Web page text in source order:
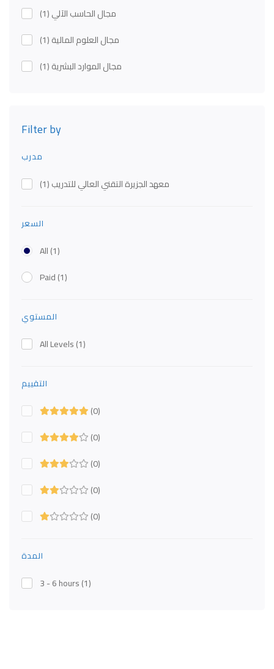
مجال الحاسب الآلي(1)
مجال العلوم المالية(1)
مجال الموارد البشرية(1)
Filter by
مدرب
معهد الجزيرة التقني العالي للتدريب(1)
السعر
All(1)
Paid(1)
المستوي
All Levels(1)
التقييم
(0)
(0)
(0)
(0)
(0)
المدة
3 - 6 hours(1)